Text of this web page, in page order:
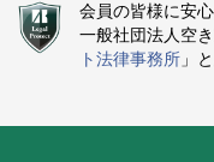
会員の皆様に安
一般社団法人空
ト法律事務所 」